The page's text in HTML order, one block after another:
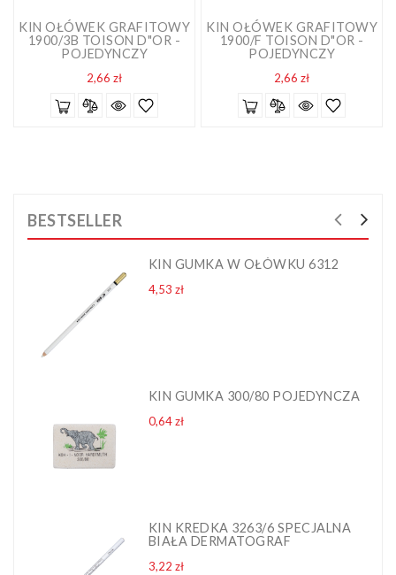
KIN OŁÓWEK GRAFITOWY
1900/3B TOISON D"OR -
POJEDYNCZY
2,66 złCena
KIN OŁÓWEK GRAFITOWY
1900/F TOISON D"OR -
POJEDYNCZY
2,66 złCena
BESTSELLER
KIN GUMKA W OŁÓWKU 6312
4,53 złCena
KIN GUMKA 300/80 POJEDYNCZA
0,64 złCena
KIN KREDKA 3263/6 SPECJALNA
BIAŁA DERMATOGRAF
3,22 złCena